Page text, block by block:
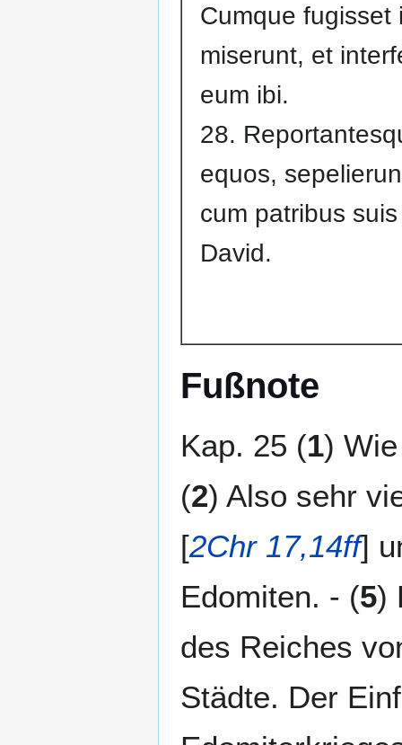
Cumque fugisset
miserunt, et
eum ibi.
28.
equos,
cum patribus
David.
Fußnote
Kap. 25 (1)
(2) Also sehr
[2Chr 17,14ff]
Edomiten. - (5)
des Reiches
Städte. Der